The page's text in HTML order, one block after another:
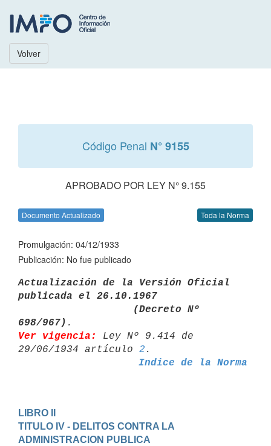
Volver
Código Penal N° 9155
APROBADO POR LEY N° 9.155
Documento Actualizado Toda la Norma
Promulgación: 04/12/1933
Publicación: No fue publicado
Actualización de la Versión Oficial
publicada el 26.10.1967
698/967)
Ver vigencia:
Ley Nº 9.414 de
29/06/1934 artículo 2
Indice de la Norma
LIBRO II
TITULO IV - DELITOS CONTRA LA
ADMINISTRACION PUBLICA